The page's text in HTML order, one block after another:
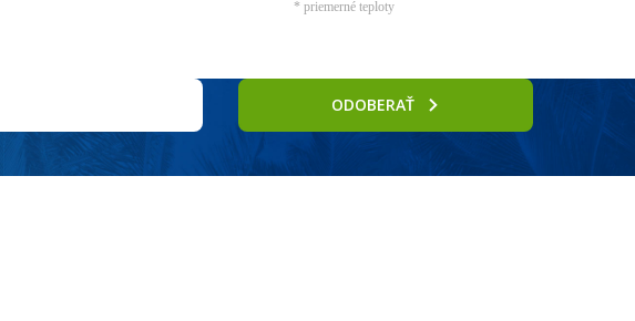
* priemerné teploty
ODOBERAŤ